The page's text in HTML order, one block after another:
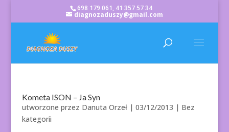
698 179 061, 41 357 57 34
diagnozaduszy@gmail.com
Kometa ISON – Ja Syn
utworzone przez Danuta Orzeł| 03/12/2013 | Bez
kategorii